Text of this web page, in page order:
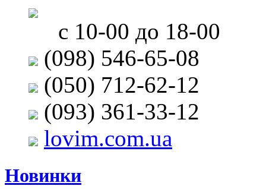
с 10-00 до 18-00
(098) 546-65-08
(050) 712-62-12
(093) 361-33-12
lovim.com.ua
Новинки